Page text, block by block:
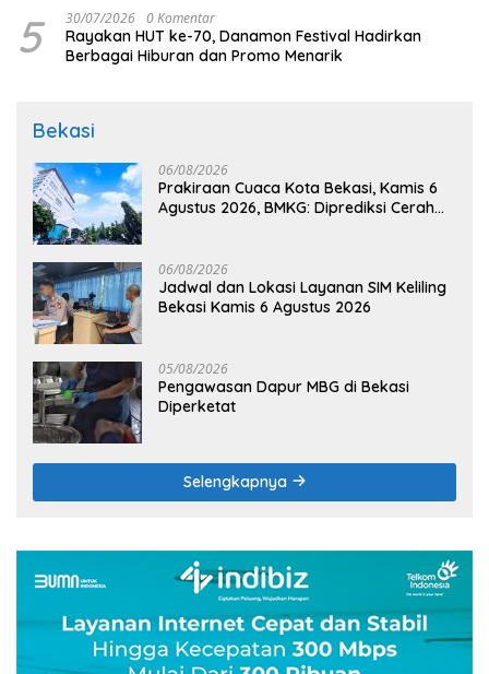
5 30/07/2026 0 Komentar
Rayakan HUT ke-70, Danamon Festival Hadirkan
Berbagai Hiburan dan Promo Menarik
Bekasi
06/08/2026
Prakiraan Cuaca Kota Bekasi, Kamis 6
Agustus 2026, BMKG: Diprediksi Cerah
06/08/2026
Jadwal dan Lokasi Layanan SIM Keliling
Bekasi Kamis 6 Agustus 2026
05/08/2026
Pengawasan Dapur MBG di Bekasi
Diperketat
Selengkapnya